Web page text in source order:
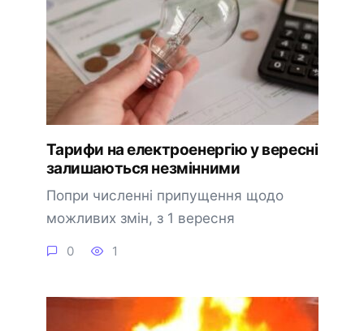
Тарифи на електроенергію у вересні
залишаються незмінними
Попри численні припущення щодо
можливих змін, з 1 вересня
0 1